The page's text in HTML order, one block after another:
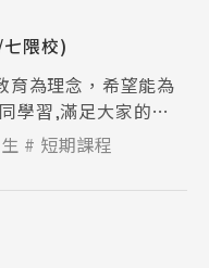
隈校)
育為理念，希望能為
學習,滿足大家的各
的教育和環境。
短期課程